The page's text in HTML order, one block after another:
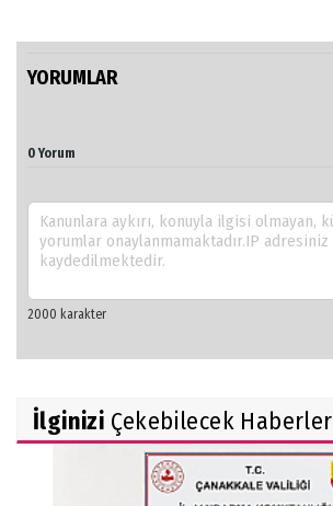
YORUMLAR
0 Yorum
İlginizi Çekebilecek Haberler